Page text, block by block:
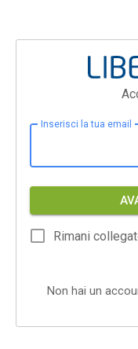
Inserisci la tua email
Rimani
Non hai un